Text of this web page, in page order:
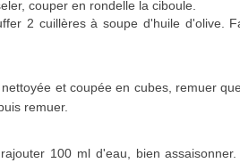
couper en rondelle la ciboule.
2 cuillères à soupe d'huile d'olive.
et coupée en cubes, remuer
remuer.
rajouter 100 ml d'eau, bien